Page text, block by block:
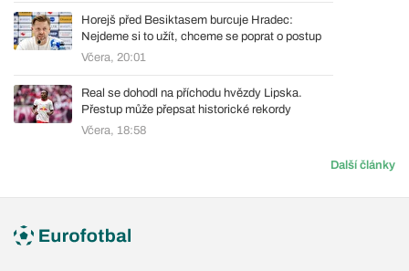
Horejš před Besiktasem burcuje Hradec:
Nejdeme si to užít, chceme se poprat o postup
Včera, 20:01
Real se dohodl na příchodu hvězdy Lipska.
Přestup může přepsat historické rekordy
Včera, 18:58
Další články